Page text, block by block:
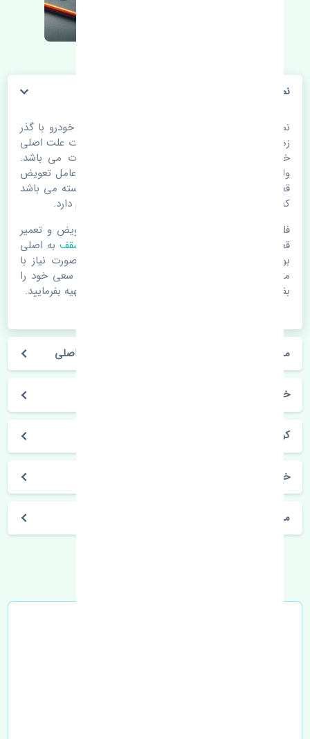
نمدی سقف رنو کولیوس 2017-2018 اصلی
نمدی سقف رنو کولیوس 2017-2018 اصلی. قطعات خودرو با گذر
زمان و طی مسافت مستحلک می شوند. اغلب اوقات علت اصلی
خرابی لوازم یدکی اتومبیل مستحلک شدن قطعات می باشد.
ولی دلایلی مثل تصادفات و حوادث نیز می تواند عامل تعویض
قطعات یدکی باشد. خودرو مجموعه ای به هم پیوسته می باشد
که هر قطعه روی قطعه یا قطعات دیگر تاثیر مستقیم دارد.
فلذا در صورت خرابی در اسرع زمان نسبت به تعویض و تعمیر
قطعات یدکی اقدام فرمایید. در زمان
خرید نمدی سقف به اصلی
بودن و کیفیت قطعات بسیار توجه بفرمایید. در صورت نیاز با
مکانیک و کارشناسان در این زمینه مشورت کنید. سعی خود را
بفرمایید تا قطعات یدکی را از فروشگاه های معتبر تهیه بفرمایید.
مشخصات فنی نمدی سقف رنو کولیوس 2017-2018 اصلی
خودروسازی رنو
کولیوس 2017-2018
خرید نمدی سقف رنو کولیوس 2017-2018 اصلی
مشخصات فنی اتومبیل